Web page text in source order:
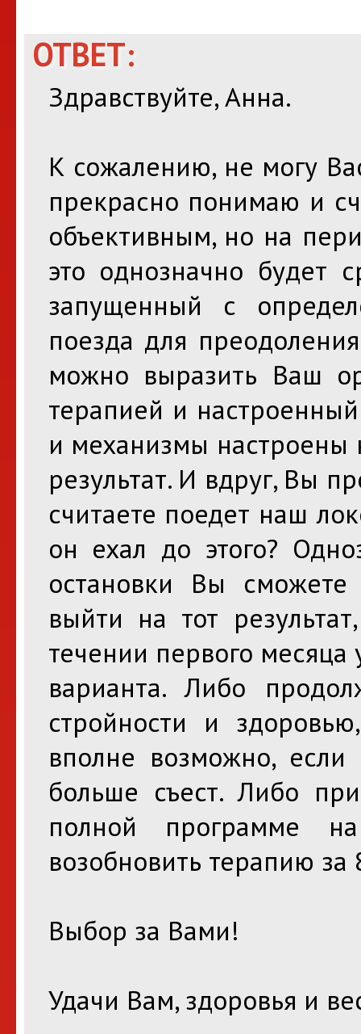
ОТВЕТ:
Здравствуйте, Анна.
К сожалению, не могу
прекрасно понимаю и
объективным, но на
это однозначно будет
запущенный с
поезда для
можно выразить Ваш
терапией и
и механизмы
результат. И вдруг, Вы
считаете поедет наш
он ехал до этого?
остановки Вы
выйти на тот
течении первого
варианта. Либо
стройности и
вполне возможно, если
больше съест. Либо
полной программе
возобновить терапию за
Выбор за Вами!
Удачи Вам, здоровья и